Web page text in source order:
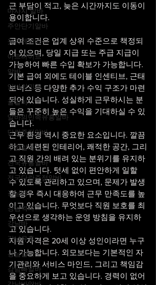
마사지 알바
주안단기알바
옷가게알바
아르바이트
알바
알바의민족
꿀알바
알바의민족유흥알바
단란주점알바
주점알바
전국유흥알바
전국단란주점알바
강남빠
강남역빠
강남바
강남유흥
강남알바
강남빠알바
근 부담이 적고, 늦은 시간까지도 이동이
용이합니다.
급여 조건은 업계 상위 수준으로 책정되
어 있으며, 당일 지급 또는 주급 지급이
가능하여 빠른 수입 확보가 가능합니다.
기본 급여 외에도 테이블 인센티브, 근태
보너스 등 다양한 추가 수익 구조가 마련
되어 있습니다. 성실하게 근무하시는 분
들은 꾸준히 높은 수익을 기대하실 수 있
습니다.
근무 환경 역시 중요한 요소입니다. 깔끔
하고 세련된 인테리어, 쾌적한 공간, 그리
고 직원 간의 배려 있는 분위기를 유지하
고 있습니다. 텃세 없이 편안하게 일할
수 있도록 관리하고 있으며, 문제가 발생
할 경우 즉시 대응하여 근무 만족도를 높
이고 있습니다. 무엇보다 직원 보호를 최
우선으로 생각하는 운영 방침을 유지하
고 있습니다.
지원 자격은 20세 이상 성인이라면 누구
나 가능합니다. 외모보다는 기본적인 자
기관리와 서비스 마인드, 그리고 책임감
을 중요하게 보고 있습니다. 경력이 없어